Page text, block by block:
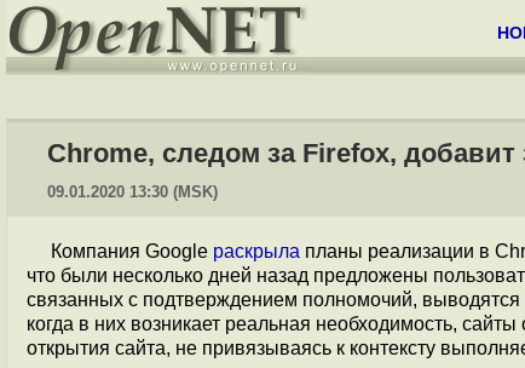
Chrome, следом за Firefox,
09.01.2020 13:30 (MSK)
Компания Google раскрыла планы реализации в
что были несколько дней назад предложены
связанных с подтверждением полномочий,
когда в них возникает реальная необходимость,
открытия сайта, не привязываясь к контексту